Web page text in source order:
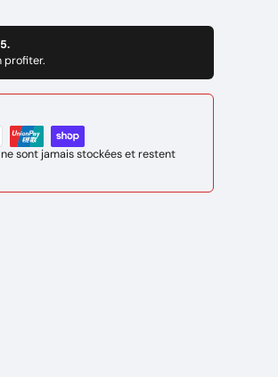
profiter.
sont jamais stockées et restent